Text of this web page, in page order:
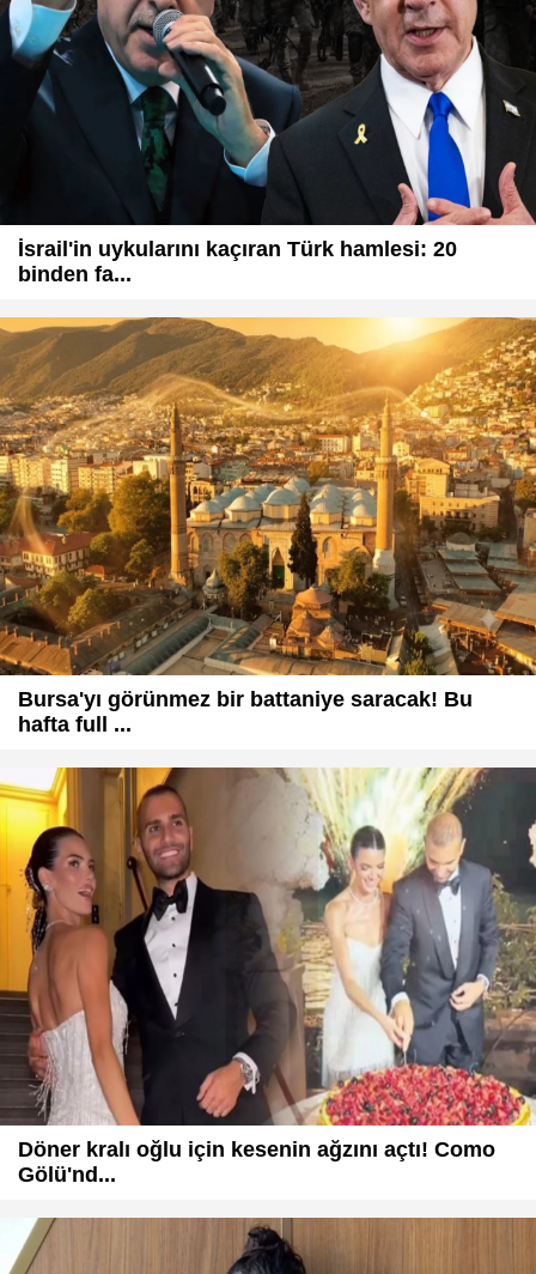
İsrail'in uykularını kaçıran Türk hamlesi: 20
binden fa...
Bursa'yı görünmez bir battaniye saracak! Bu
hafta full ...
Döner kralı oğlu için kesenin ağzını açtı! Como
Gölü'nd...